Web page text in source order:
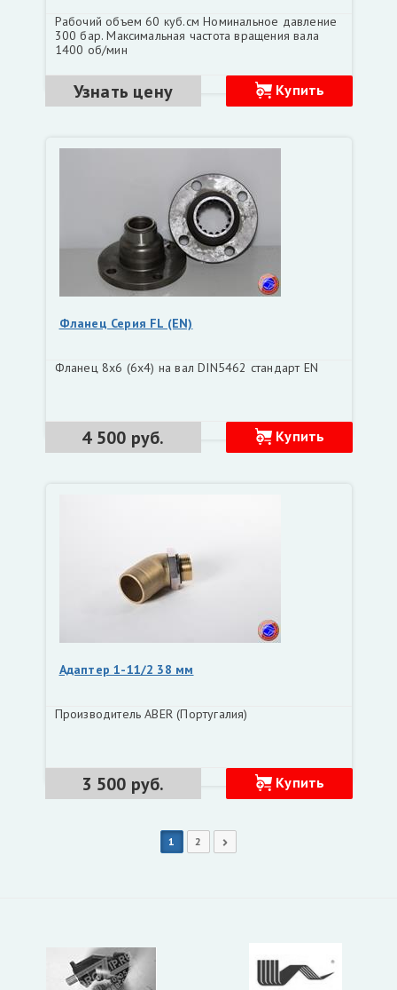
Рабочий объем 60 куб.см Номинальное давление
300 бар. Максимальная частота вращения вала
1400 об/мин
Узнать цену Купить
Фланец Серия FL (EN)
Фланец 8х6 (6х4) на вал DIN5462 стандарт EN
4 500 руб. Купить
Адаптер 1-11/2 38 мм
Производитель ABER (Португалия)
3 500 руб. Купить
1 2